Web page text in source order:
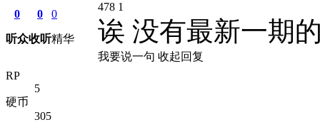
0
听众
0
收听
0
精华
RP
5
硬币
305
478 1
诶 没有最新一期
我要说一句 收起回复